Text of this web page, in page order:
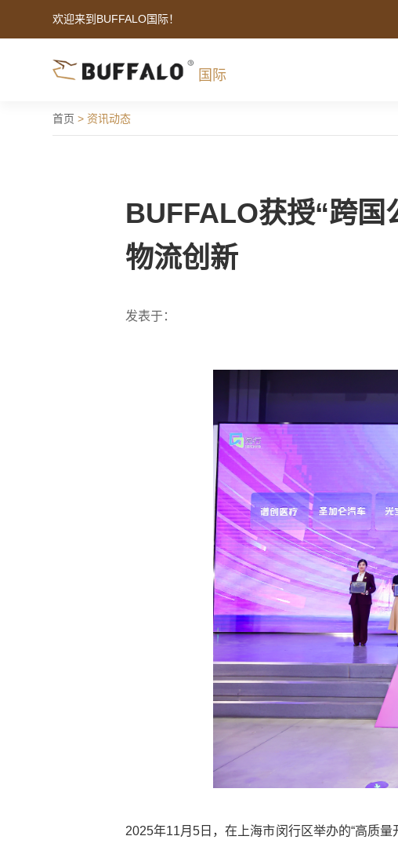
欢迎来到BUFFALO国际！
国际
首页 > 资讯动态
BUFFALO获授“跨国
物流创新
发表于：
2025年11月5日，在上海市闵行区举办的“高质